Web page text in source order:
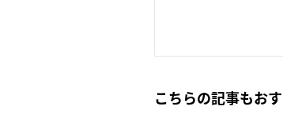
こちらの記事もお